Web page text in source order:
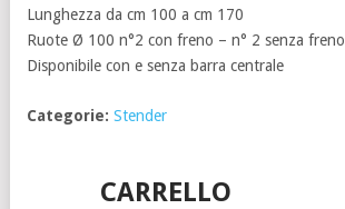
Lunghezza da cm 100 a cm 170
Ruote Ø 100 n°2 con freno – n° 2 senza freno
Disponibile con e senza barra centrale
Categorie: Stender
CARRELLO